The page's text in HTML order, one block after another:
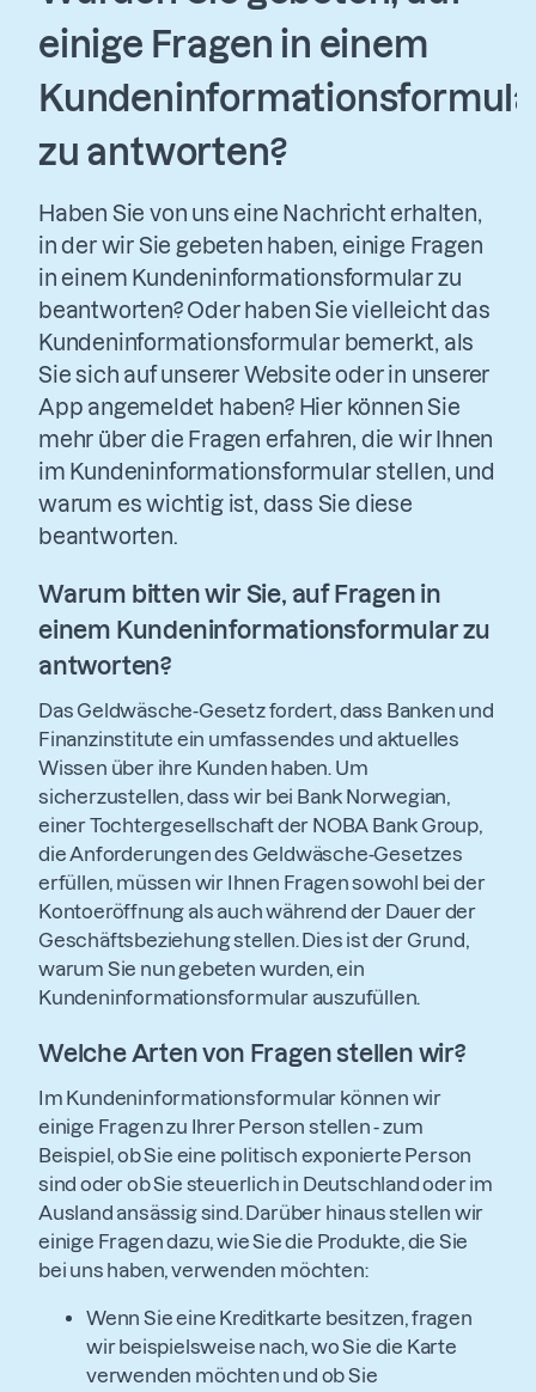
einige Fragen in einem
zu antworten?
Haben Sie von uns eine Nachricht erhalten,
in der wir Sie gebeten haben, einige Fragen
in einem Kundeninformationsformular zu
beantworten? Oder haben Sie vielleicht das
Kundeninformationsformular bemerkt, als
Sie sich auf unserer Website oder in unserer
App angemeldet haben? Hier können Sie
mehr über die Fragen erfahren, die wir Ihnen
im Kundeninformationsformular stellen, und
warum es wichtig ist, dass Sie diese
beantworten.
Warum bitten wir Sie, auf Fragen in
einem Kundeninformationsformular zu
antworten?
Das Geldwäsche-Gesetz fordert, dass Banken und
Finanzinstitute ein umfassendes und aktuelles
Wissen über ihre Kunden haben. Um
sicherzustellen, dass wir bei Bank Norwegian,
einer Tochtergesellschaft der NOBA Bank Group,
die Anforderungen des Geldwäsche-Gesetzes
erfüllen, müssen wir Ihnen Fragen sowohl bei der
Kontoeröffnung als auch während der Dauer der
Geschäftsbeziehung stellen. Dies ist der Grund,
warum Sie nun gebeten wurden, ein
Kundeninformationsformular auszufüllen.
Welche Arten von Fragen stellen wir?
Im Kundeninformationsformular können wir
einige Fragen zu Ihrer Person stellen - zum
Beispiel, ob Sie eine politisch exponierte Person
sind oder ob Sie steuerlich in Deutschland oder im
Ausland ansässig sind. Darüber hinaus stellen wir
einige Fragen dazu, wie Sie die Produkte, die Sie
bei uns haben, verwenden möchten:
Wenn Sie eine Kreditkarte besitzen, fragen
wir beispielsweise nach, wo Sie die Karte
verwenden möchten und ob Sie